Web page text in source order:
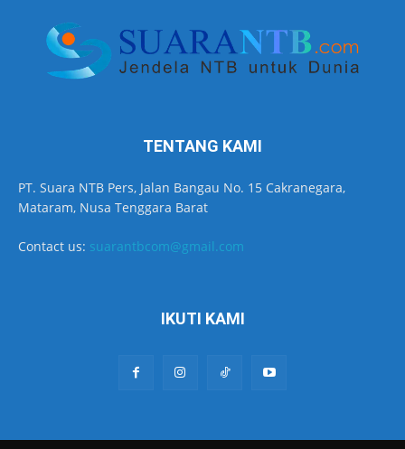
TENTANG KAMI
PT. Suara NTB Pers, Jalan Bangau No. 15 Cakranegara,
Mataram, Nusa Tenggara Barat
Contact us: suarantbcom@gmail.com
IKUTI KAMI